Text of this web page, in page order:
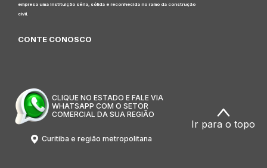
empresa uma instituição séria, sólida e reconhecida no ramo da construção
civil.
CONTE CONOSCO
CLIQUE NO ESTADO E FALE VIA
WHATSAPP COM O SETOR
COMERCIAL DA SUA REGIÃO
Curitiba e região metropolitana
Ir para o topo